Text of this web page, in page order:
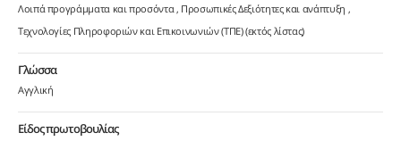
Λοιπά προγράμματα και προσόντα Προσωπικές Δεξιότητες και ανάπτυξη
Τεχνολογίες Πληροφοριών και Επικοινωνιών (ΤΠΕ) (εκτός λίστας)
Γλώσσα
Αγγλική
Είδος πρωτοβουλίας